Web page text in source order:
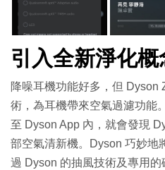
引入全新淨化概
降噪耳機功能好多，但 Dyson
術，為耳機帶來空氣過濾功能
至 Dyson App 內，就會發現
部空氣清新機。Dyson 巧妙地
過 Dyson 的抽風技術及專用